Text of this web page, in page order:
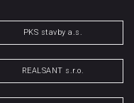
PKS stavby a.s.
REALSANT s.r.o.